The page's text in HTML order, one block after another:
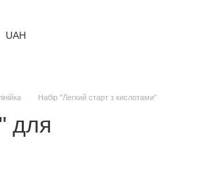
UAH
Набір "Легкий старт з кислотами"
для